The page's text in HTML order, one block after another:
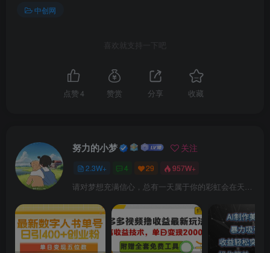
中创网
喜欢就支持一下吧
点赞4 赞赏 分享 收藏
努力的小梦 关注
2.3W+ 4 29 957W+
请对梦想充满信心，总有一天属于你的彩虹会在天空微笑